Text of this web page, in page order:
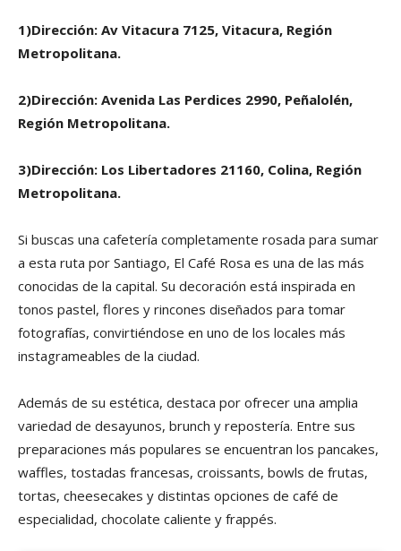
1)Dirección: Av Vitacura 7125, Vitacura, Región
Metropolitana.
2)Dirección: Avenida Las Perdices 2990, Peñalolén,
Región Metropolitana.
3)Dirección: Los Libertadores 21160, Colina, Región
Metropolitana.
Si buscas una cafetería completamente rosada para sumar
a esta ruta por Santiago, El Café Rosa es una de las más
conocidas de la capital. Su decoración está inspirada en
tonos pastel, flores y rincones diseñados para tomar
fotografías, convirtiéndose en uno de los locales más
instagrameables de la ciudad.
Además de su estética, destaca por ofrecer una amplia
variedad de desayunos, brunch y repostería. Entre sus
preparaciones más populares se encuentran los pancakes,
waffles, tostadas francesas, croissants, bowls de frutas,
tortas, cheesecakes y distintas opciones de café de
especialidad, chocolate caliente y frappés.